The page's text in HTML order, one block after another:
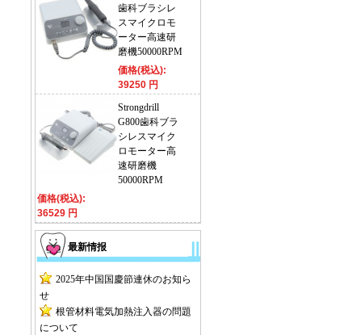
歯科ブラシレ
スマイクロモ
ーター高速研
磨機50000RPM
価格(税込):
39250 円
Strongdrill
G800歯科ブラ
シレスマイク
ロモーター高
速研磨機
50000RPM
価格(税込):
36529 円
最新情报
2025年中国国慶節連休のお知ら
せ
根管材料電気加熱注入器の問題
について